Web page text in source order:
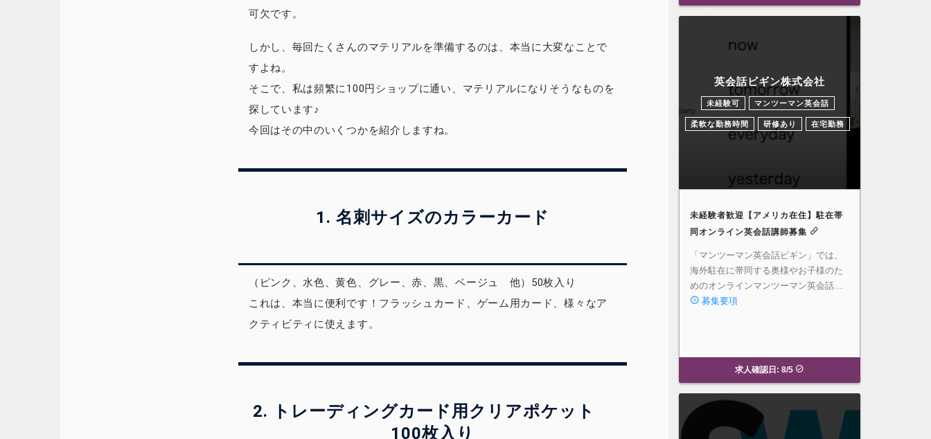
可欠です。
しかし、毎回たくさんのマテリアルを準備するのは、本当に大変なことで
すよね。
そこで、私は頻繁に100円ショップに通い、マテリアルになりそうなものを
探しています♪
今回はその中のいくつかを紹介しますね。
1. 名刺サイズのカラーカード
（ピンク、水色、黄色、グレー、赤、黒、ベージュ 他）50枚入り
これは、本当に便利です！フラッシュカード、ゲーム用カード、様々なア
クティビティに使えます。
2. トレーディングカード用クリアポケット
100枚入り
英会話ビギン株式会社
未経験可 マンツーマン英会話
柔軟な勤務時間 研修あり 在宅勤務
未経験者歓迎【アメリカ在住】駐在帯
同オンライン英会話講師募集
「マンツーマン英会話ビギン」では、
海外駐在に帯同する奥様やお子様のた
めのオンラインマンツーマン英会話…
募集要項
求人確認日: 8/5